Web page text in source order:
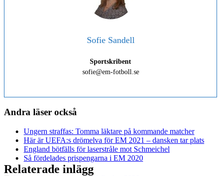
Sofie Sandell
Sportskribent
sofie@em-fotboll.se
Andra läser också
Ungern straffas: Tomma läktare på kommande matcher
Här är UEFA:s drömelva för EM 2021 – dansken tar plats
England bötfälls för laserstråle mot Schmeichel
Så fördelades prispengarna i EM 2020
Relaterade inlägg